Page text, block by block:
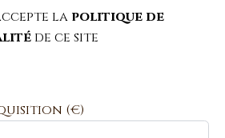
la politique de
de ce site
(€)